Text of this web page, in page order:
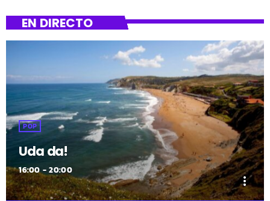
EN DIRECTO
POP
Uda da!
16:00 - 20:00
more_vert